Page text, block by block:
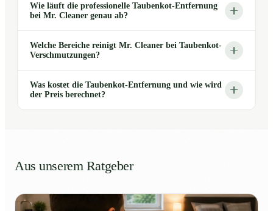
Wie läuft die professionelle Taubenkot-Entfernung
bei Mr. Cleaner genau ab?
Welche Bereiche reinigt Mr. Cleaner bei Taubenkot-
Verschmutzungen?
Was kostet die Taubenkot-Entfernung und wie wird
der Preis berechnet?
Aus unserem Ratgeber